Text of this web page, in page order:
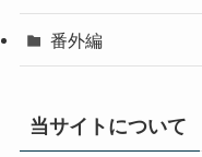
番外編
当サイトについて